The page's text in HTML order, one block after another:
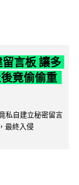
言板 讓多
竟偷偷重
私自建立秘密留言
最終入侵